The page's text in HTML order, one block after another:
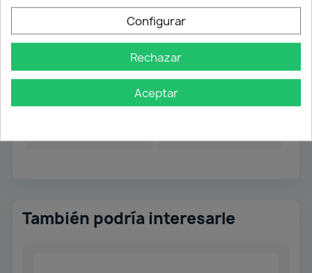
Ficha técnica
Color Grafito
Referencias específicas
También podría interesarle
Configurar
Rechazar
Aceptar